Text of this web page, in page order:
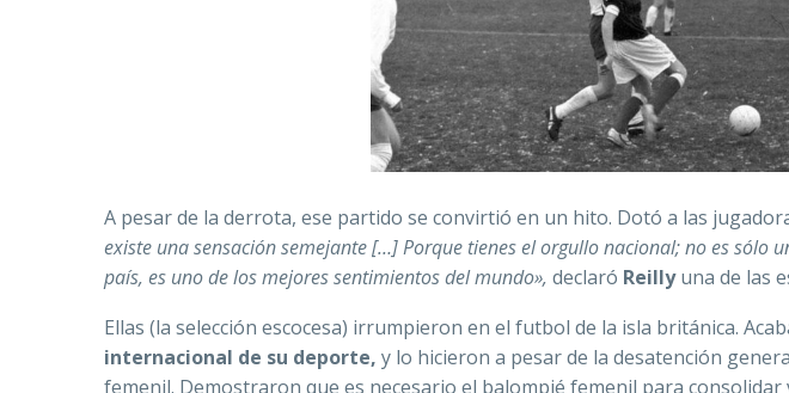
A pesar de la derrota, ese partido se convirtió en un hito. Dotó a las
existe una sensación semejante […] Porque tienes el orgullo nacional; no es sólo
país, es uno de los mejores sentimientos del mundo», declaró Reillyuna de las
Ellas (la selección escocesa) irrumpieron en el futbol de la isla británica.
internacional de su deporte, y lo hicieron a pesar de la desatención
femenil. Demostraron que es necesario el balompié femenil para